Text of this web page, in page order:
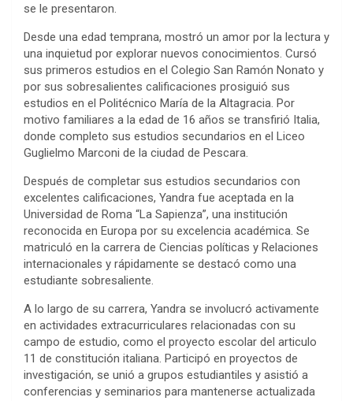
se le presentaron.
Desde una edad temprana, mostró un amor por la lectura y
una inquietud por explorar nuevos conocimientos. Cursó
sus primeros estudios en el Colegio San Ramón Nonato y
por sus sobresalientes calificaciones prosiguió sus
estudios en el Politécnico María de la Altagracia. Por
motivo familiares a la edad de 16 años se transfirió Italia,
donde completo sus estudios secundarios en el Liceo
Guglielmo Marconi de la ciudad de Pescara.
Después de completar sus estudios secundarios con
excelentes calificaciones, Yandra fue aceptada en la
Universidad de Roma “La Sapienza”, una institución
reconocida en Europa por su excelencia académica. Se
matriculó en la carrera de Ciencias políticas y Relaciones
internacionales y rápidamente se destacó como una
estudiante sobresaliente.
A lo largo de su carrera, Yandra se involucró activamente
en actividades extracurriculares relacionadas con su
campo de estudio, como el proyecto escolar del articulo
11 de constitución italiana. Participó en proyectos de
investigación, se unió a grupos estudiantiles y asistió a
conferencias y seminarios para mantenerse actualizada